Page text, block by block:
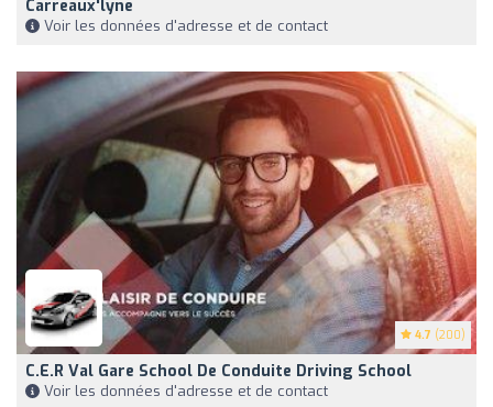
Carreaux'lyne
Voir les données d'adresse et de contact
4.7 (200)
C.e.r Val Gare School De Conduite Driving School
Voir les données d'adresse et de contact